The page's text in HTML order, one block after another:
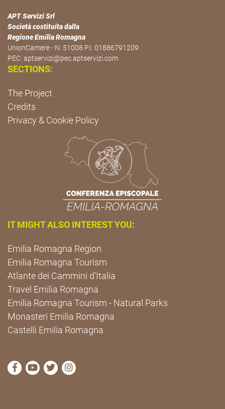
APT Servizi Srl
Società costituita dalla
Regione Emilia Romagna
UnionCamere - N. 51008 P.I. 01886791209.
PEC: aptservizi@pec.aptservizi.com
SECTIONS:
The Project
Credits
Privacy & Cookie Policy
IT MIGHT ALSO INTEREST YOU:
Emilia Romagna Region
Emilia Romagna Tourism
Atlante dei Cammini d'Italia
Travel Emilia Romagna
Emilia Romagna Tourism - Natural Parks
Monasteri Emilia Romagna
Castelli Emilia Romagna
visit Cammini Emilia-Romagna Facebook profile
visit Cammini Emilia-Romagna YouTube profile
visit Cammini Emilia-Romagna Twitter
visit Cammini Emilia-Romagna